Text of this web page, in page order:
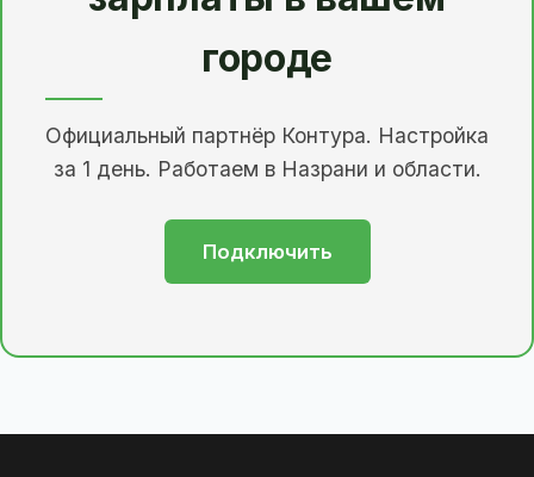
городе
Официальный партнёр Контура. Настройка
за 1 день. Работаем в Назрани и области.
Подключить